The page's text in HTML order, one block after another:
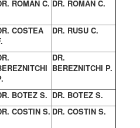
NAȚIONALE
ROMAN C. DR. ROMAN C.
COSTEA
DR. RUSU C.
DR.
BEREZNITCHI P.
BOTEZ S. DR. BOTEZ S.
COSTIN S. DR. COSTIN S.